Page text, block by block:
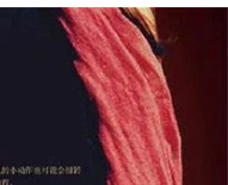
民生用品
動休閒 親子玩具